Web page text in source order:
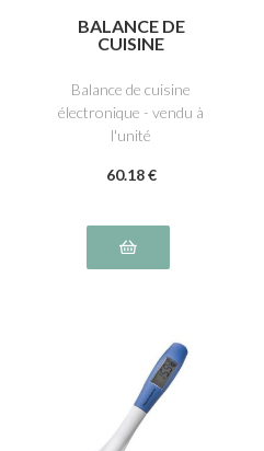
BALANCE DE
CUISINE
Balance de cuisine
électronique - vendu à
l'unité
60.18 €